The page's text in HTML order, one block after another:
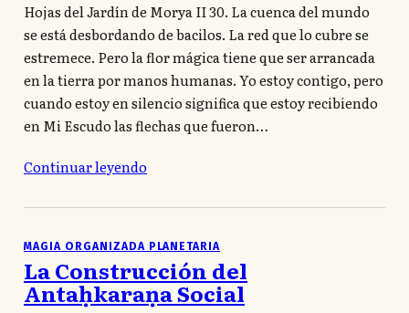
Hojas del Jardín de Morya II 30. La cuenca del mundo
se está desbordando de bacilos. La red que lo cubre se
estremece. Pero la flor mágica tiene que ser arrancada
en la tierra por manos humanas. Yo estoy contigo, pero
cuando estoy en silencio significa que estoy recibiendo
en Mi Escudo las flechas que fueron…
Continuar leyendo
MAGIA ORGANIZADA PLANETARIA
La Construcción del
Antaḥkaraṇa Social